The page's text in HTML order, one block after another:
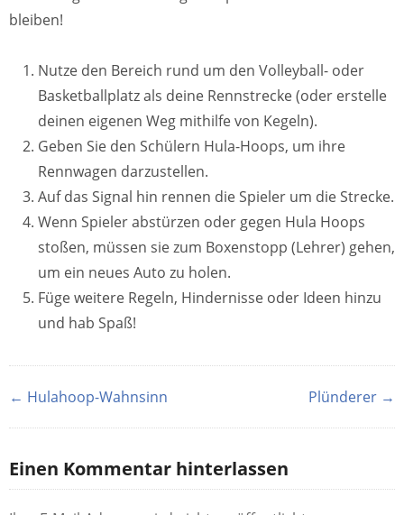
bleiben!
Nutze den Bereich rund um den Volleyball- oder
Basketballplatz als deine Rennstrecke (oder erstelle
deinen eigenen Weg mithilfe von Kegeln).
Geben Sie den Schülern Hula-Hoops, um ihre
Rennwagen darzustellen.
Auf das Signal hin rennen die Spieler um die Strecke.
Wenn Spieler abstürzen oder gegen Hula Hoops
stoßen, müssen sie zum Boxenstopp (Lehrer) gehen,
um ein neues Auto zu holen.
Füge weitere Regeln, Hindernisse oder Ideen hinzu
und hab Spaß!
← Hulahoop-Wahnsinn Plünderer →
Einen Kommentar hinterlassen